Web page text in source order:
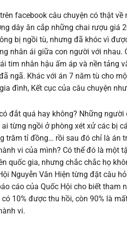
facebook câu chuyện có thật
dây ăn cắp những chai rượu giá
bị ngồi tù, nhưng đã khóc vì
nhân ái giữa con người với nhau.
tim nhân hậu ấm áp và nền tảng
ngã. Khác với án 7 năm tù cho
đình, Kết cục của câu chuyện
đắt quá hay không? Những
từng ngồi ở phòng xét xử các bị
trăm tỉ đồng… rồi sau đó chỉ là án
vi của mình? Có thể đó là một
quốc gia, nhưng chắc chắc họ
Nguyễn Văn Hiện từng đặt câu
cáo của Quốc Hội cho biết tham
10% được thu hồi, còn 90% là
vi.